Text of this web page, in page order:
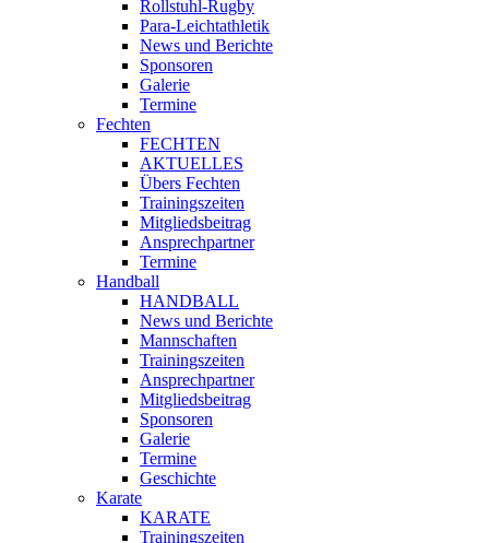
Rollstuhl-Rugby
Para-Leichtathletik
News und Berichte
Sponsoren
Galerie
Termine
Fechten
FECHTEN
AKTUELLES
Übers Fechten
Trainingszeiten
Mitgliedsbeitrag
Ansprechpartner
Termine
Handball
HANDBALL
News und Berichte
Mannschaften
Trainingszeiten
Ansprechpartner
Mitgliedsbeitrag
Sponsoren
Galerie
Termine
Geschichte
Karate
KARATE
Trainingszeiten